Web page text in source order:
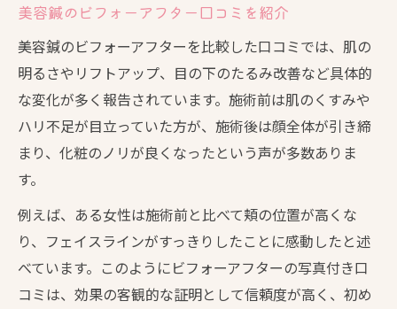
美容鍼のビフォーアフター口コミを紹介
美容鍼のビフォーアフターを比較した口コミでは、肌の
明るさやリフトアップ、目の下のたるみ改善など具体的
な変化が多く報告されています。施術前は肌のくすみや
ハリ不足が目立っていた方が、施術後は顔全体が引き締
まり、化粧のノリが良くなったという声が多数ありま
す。
例えば、ある女性は施術前と比べて頬の位置が高くな
り、フェイスラインがすっきりしたことに感動したと述
べています。このようにビフォーアフターの写真付き口
コミは、効果の客観的な証明として信頼度が高く、初め